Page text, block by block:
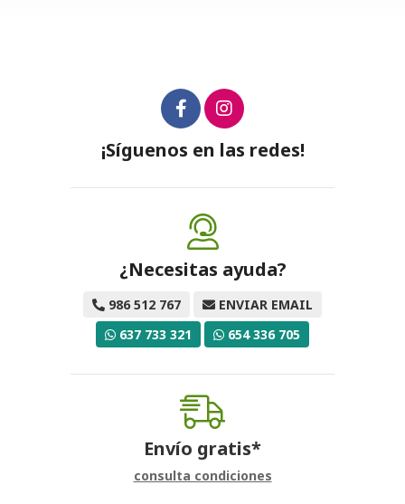
¡Síguenos en las redes!
¿Necesitas ayuda?
986 512 767
ENVIAR EMAIL
637 733 321
654 336 705
Envío gratis*
consulta condiciones